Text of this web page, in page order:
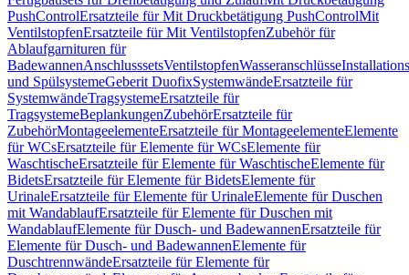
PushControlErsatzteile für Mit Druckbetätigung PushControlMit
VentilstopfenErsatzteile für Mit VentilstopfenZubehör für
Ablaufgarnituren für
BadewannenAnschlusssetsVentilstopfenWasseranschlüsse
und SpülsystemeGeberit DuofixSystemwändeErsatzteile für
SystemwändeTragsystemeErsatzteile für
TragsystemeBeplankungenZubehörErsatzteile für
ZubehörMontageelementeErsatzteile für MontageelementeElemente
für WCsErsatzteile für Elemente für WCsElemente für
WaschtischeErsatzteile für Elemente für WaschtischeElemente für
BidetsErsatzteile für Elemente für BidetsElemente für
UrinaleErsatzteile für Elemente für UrinaleElemente für Duschen
mit WandablaufErsatzteile für Elemente für Duschen mit
WandablaufElemente für Dusch- und BadewannenErsatzteile für
Elemente für Dusch- und BadewannenElemente für
DuschtrennwändeErsatzteile für Elemente für